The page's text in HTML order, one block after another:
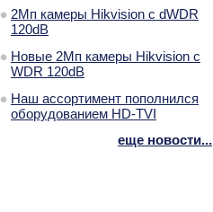
2Мп камеры Hikvision с dWDR
120dB
Новые 2Мп камеры Hikvision с
WDR 120dB
Наш ассортимент пополнился
оборудованием HD-TVI
еще новости...